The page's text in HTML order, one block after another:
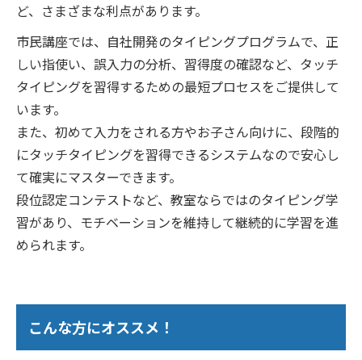
ど、さまざまな利点があります。
市民講座では、自社開発のタイピングプログラムで、正
しい指使い、誤入力の分析、習得度の確認など、タッチ
タイピングを習得するための最短プロセスをご提供して
います。
また、初めて入力をされる方やお子さん向けに、段階的
にタッチタイピングを習得できるシステムなので安心し
て確実にマスターできます。
段位認定コンテストなど、教室ならではのタイピング学
習があり、モチベーションを維持して継続的に学習を進
められます。
こんな方にオススメ！